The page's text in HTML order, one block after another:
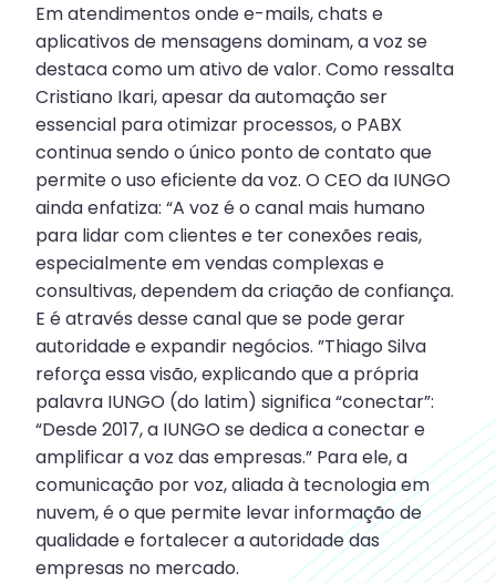
Em atendimentos onde e-mails, chats e
aplicativos de mensagens dominam, a voz se
destaca como um ativo de valor. Como ressalta
Cristiano Ikari, apesar da automação ser
essencial para otimizar processos, o PABX
continua sendo o único ponto de contato que
permite o uso eficiente da voz. O CEO da IUNGO
ainda enfatiza: “A voz é o canal mais humano
para lidar com clientes e ter conexões reais,
especialmente em vendas complexas e
consultivas, dependem da criação de confiança.
E é através desse canal que se pode gerar
autoridade e expandir negócios. ”Thiago Silva
reforça essa visão, explicando que a própria
palavra IUNGO (do latim) significa “conectar”:
“Desde 2017, a IUNGO se dedica a conectar e
amplificar a voz das empresas.” Para ele, a
comunicação por voz, aliada à tecnologia em
nuvem, é o que permite levar informação de
qualidade e fortalecer a autoridade das
empresas no mercado.